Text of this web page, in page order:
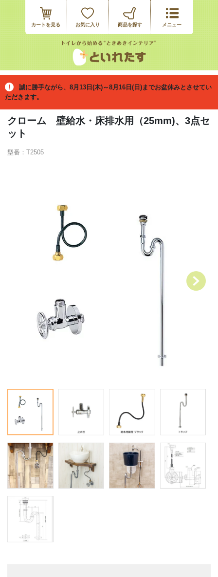
カートを見る お気に入り
誠に勝手ながら、8月13日(木)～8月16日(日)までお盆休みとさせてい
ただきます。
クローム 壁給水・床排水用（25mm)、3点セ
ット
型番：T2505